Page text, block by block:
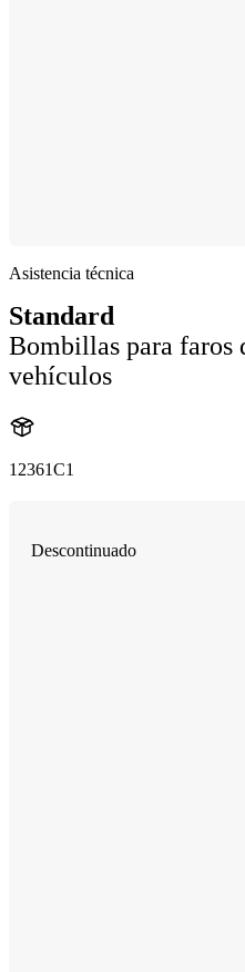
Asistencia técnica
Standard
Bombillas para faros
vehículos
12361C1
Descontinuado